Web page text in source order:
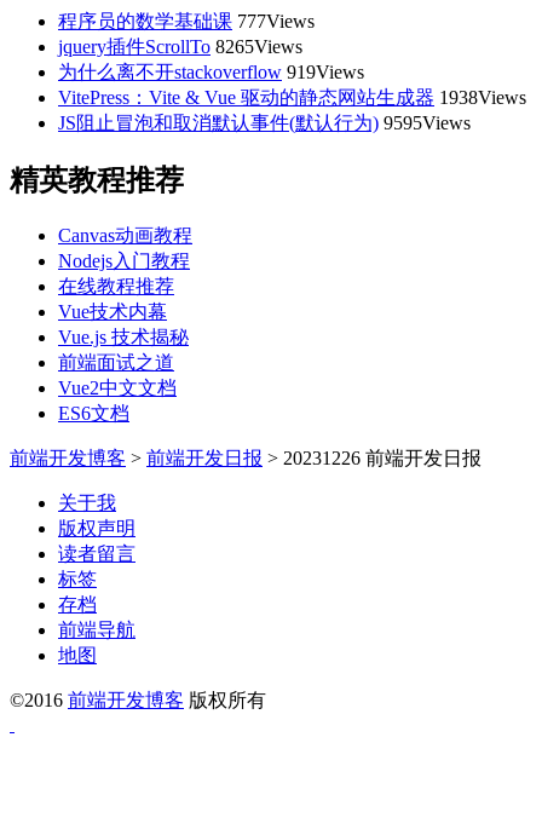
程序员的数学基础课 777Views
jquery插件ScrollTo 8265Views
为什么离不开stackoverflow 919Views
VitePress：Vite & Vue 驱动的静态网站生成器 1938Views
JS阻止冒泡和取消默认事件(默认行为) 9595Views
精英教程推荐
Canvas动画教程
Nodejs入门教程
在线教程推荐
Vue技术内幕
Vue.js 技术揭秘
前端面试之道
Vue2中文文档
ES6文档
前端开发博客 > 前端开发日报 > 20231226 前端开发日报
关于我
版权声明
读者留言
标签
存档
前端导航
地图
©2016 前端开发博客 版权所有